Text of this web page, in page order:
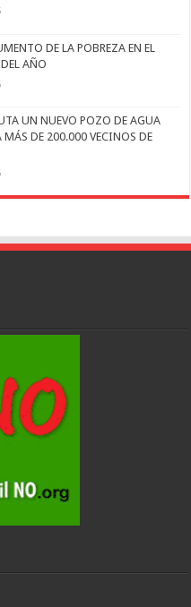
DE LA POBREZA EN EL
AÑO
UN NUEVO POZO DE AGUA
MÁS DE 200.000 VECINOS DE